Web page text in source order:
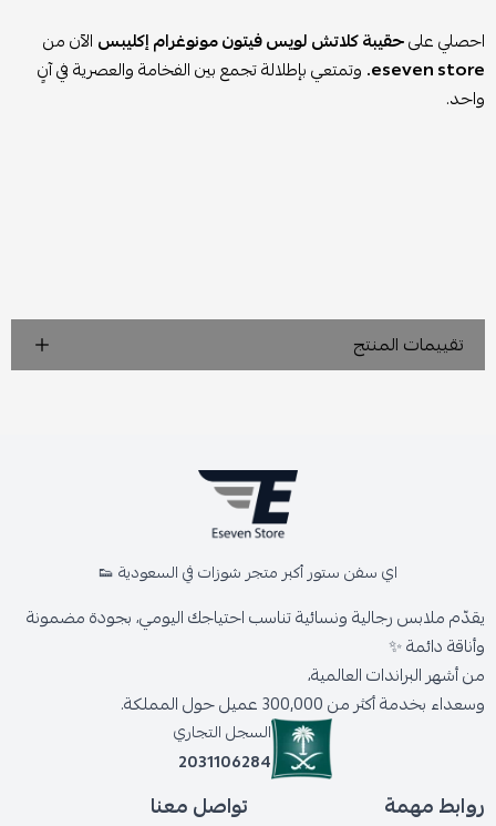
احصلي علىحقيبة كلاتش لويس فيتون مونوغرام إكليبس الآن من
eseven store. وتمتعي بإطلالة تجمع بين الفخامة والعصرية في آنٍ
واحد.
تقييمات المنتج
اي سفن ستور أكبر متجر شوزات في السعودية 👟
يقدّم ملابس رجالية ونسائية تناسب احتياجك اليومي، بجودة مضمونة
وأناقة دائمة ✨
من أشهر البراندات العالمية،
وسعداء بخدمة أكثر من 300,000 عميل حول المملكة.
السجل التجاري
2031106284
روابط مهمة تواصل معنا